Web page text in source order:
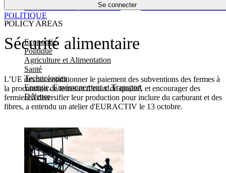
Se connecter
POLICY AREAS
Economie
Politique
Agriculture et Alimentation
Santé
Technologies
Energie, Environnement et Transport
Défense
Économie
Sécurité alimentaire
L’UE devrait conditionner le paiement des subventions des fermes à
la procuration de terres et d’eaux de qualité, et encourager des
fermiers à diversifier leur production pour inclure du carburant et des
fibres, a entendu un atelier d'EURACTIV le 13 octobre.
POLITIQUE